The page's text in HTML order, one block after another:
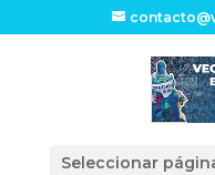
Seleccionar